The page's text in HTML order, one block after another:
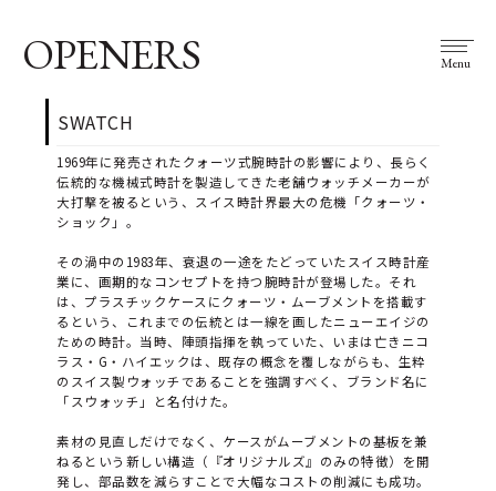
OPENERS Menu
SWATCH
1969年に発売されたクォーツ式腕時計の影響により、長らく
伝統的な機械式時計を製造してきた老舗ウォッチメーカーが
大打撃を被るという、スイス時計界最大の危機「クォーツ・
ショック」。
その渦中の1983年、衰退の一途をたどっていたスイス時計産
業に、画期的なコンセプトを持つ腕時計が登場した。それ
は、プラスチックケースにクォーツ・ムーブメントを搭載す
るという、これまでの伝統とは一線を画したニューエイジの
ための時計。当時、陣頭指揮を執っていた、いまは亡きニコ
ラス・G・ハイエックは、既存の概念を覆しながらも、生粋
のスイス製ウォッチであることを強調すべく、ブランド名に
「スウォッチ」と名付けた。
素材の見直しだけでなく、ケースがムーブメントの基板を兼
ねるという新しい構造（『オリジナルズ』のみの特徴）を開
発し、部品数を減らすことで大幅なコストの削減にも成功。